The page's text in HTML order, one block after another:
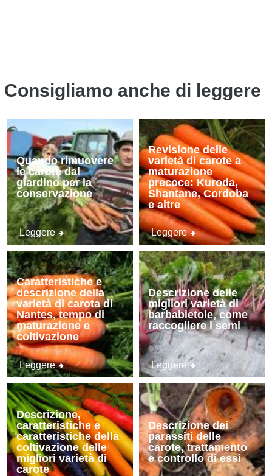
Consigliamo anche di leggere
Quando rimuovere
le carote dal
giardino per la
conservazione
Leggere
Revisione delle
varietà di carote a
maturazione
precoce: Kuroda,
Shantane, Cordoba
e altre
Leggere
Caratteristiche e
descrizione della
varietà di carota di
Nantes, tempo di
maturazione e
coltivazione
Leggere
Descrizione delle
migliori varietà di
barbabietole, come
raccogliere i semi
Leggere
Descrizione,
caratteristiche e
caratteristiche della
coltivazione delle
migliori varietà di
carote
Descrizione dei
parassiti delle
carote, trattamento
e controllo di essi